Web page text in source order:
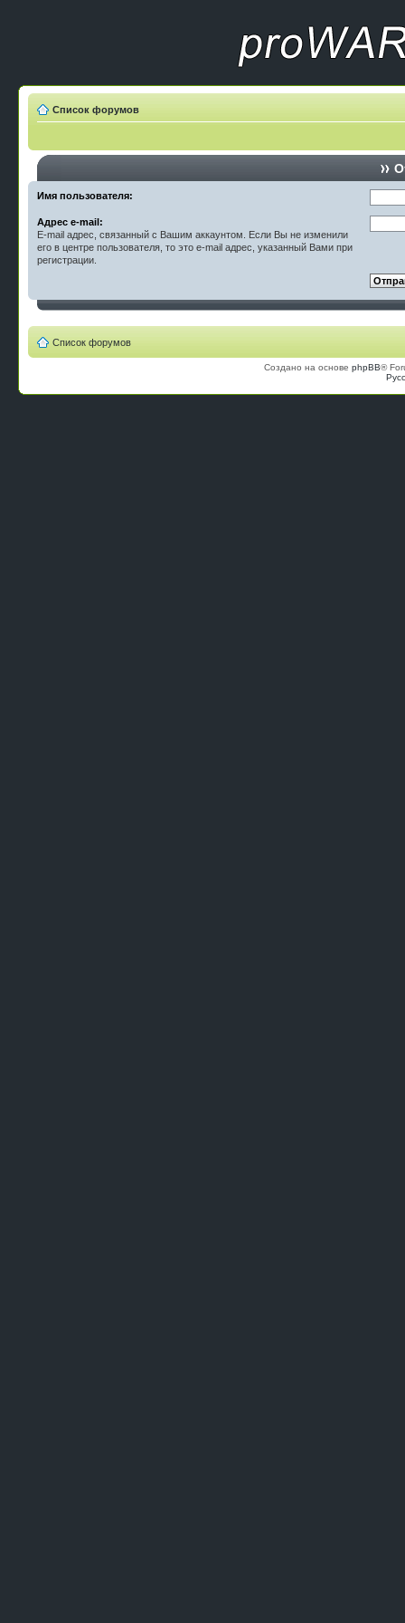
Список форумов
Имя пользователя:
Адрес e-mail:
E-mail адрес, связанный с Вашим аккаунтом. Если Вы не изменили
его в центре пользователя, то это e-mail адрес, указанный Вами при
регистрации.
Список форумов
Создано на основе phpBB®